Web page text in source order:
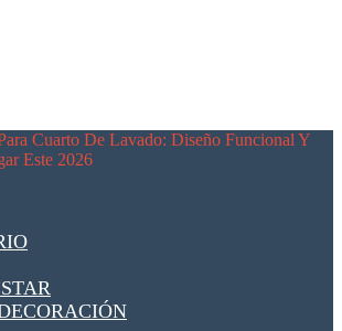
Cuarto De Lavado: Diseño Funcional Y
Este 2026